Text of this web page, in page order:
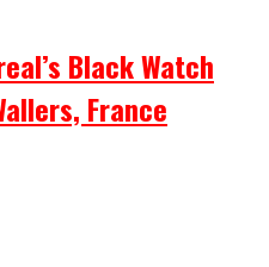
Black Watch
France